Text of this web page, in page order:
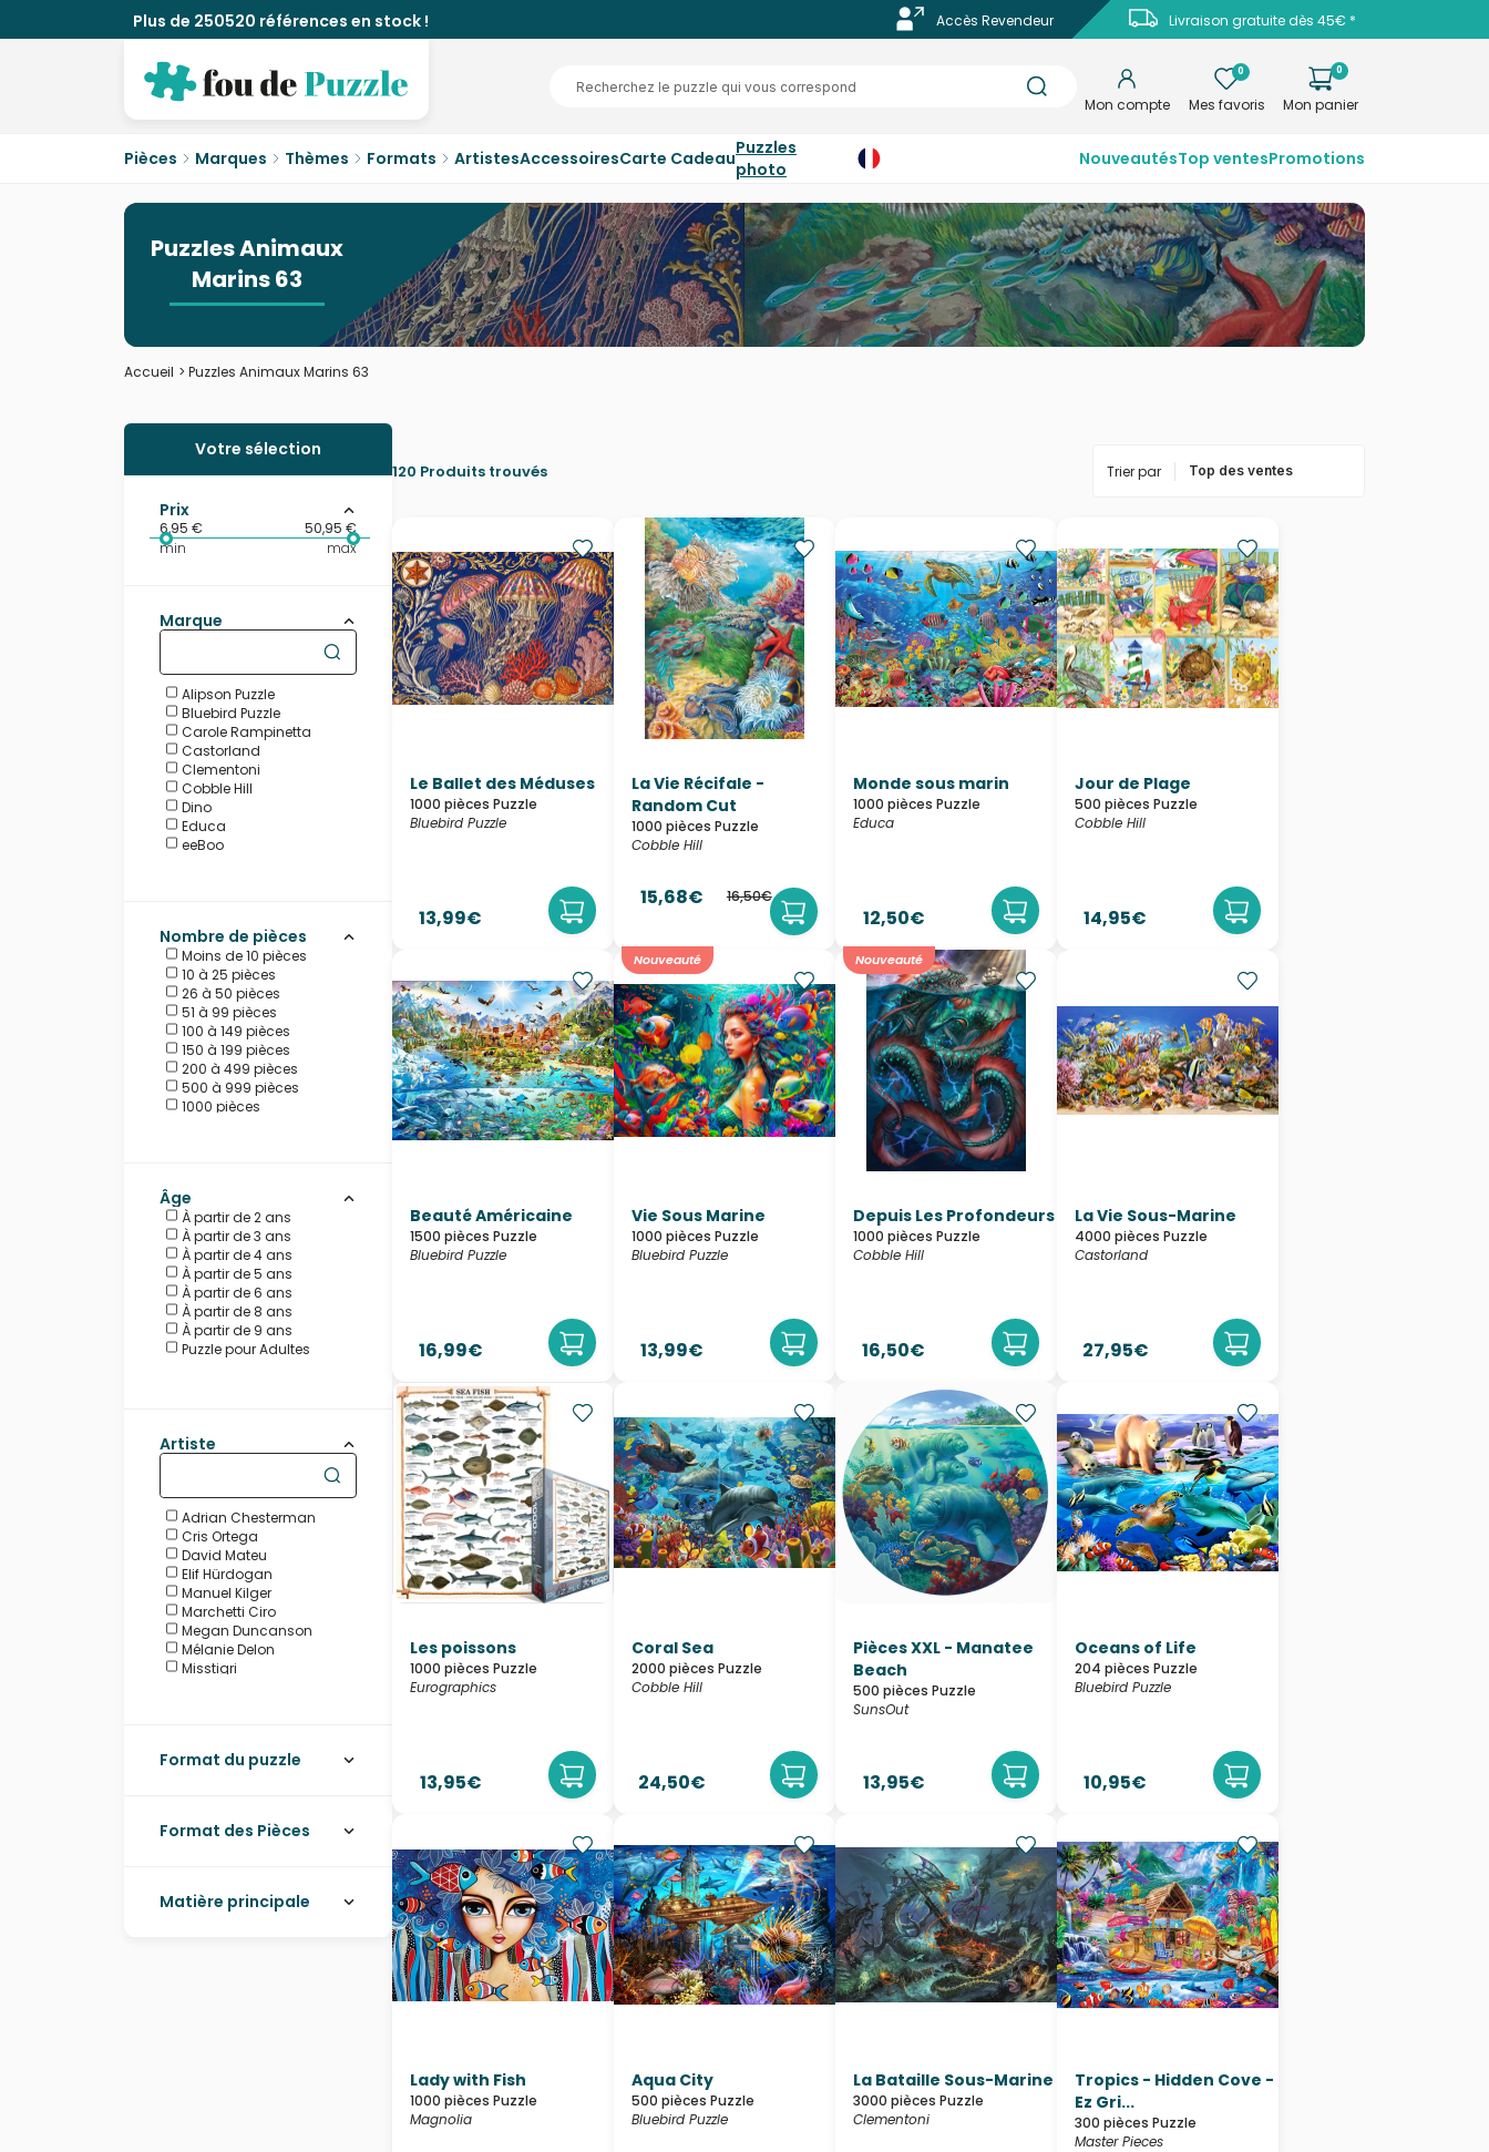
Plus de 250520 références en stock ! Livraison gratuite dès 45€ *
Accès Revendeur
Mon compte
0
Mes favoris
0
Mon panier
Pièces Marques Thèmes Formats ArtistesAccessoiresCarte CadeauPuzzles
photo
NouveautésTop ventesPromotions
Puzzles Animaux
Marins 63
Accueil > Puzzles Animaux Marins 63
120 Produits trouvés Trier par
Le Ballet des Méduses
1000 pièces Puzzle
Bluebird Puzzle
13,99€
La Vie Récifale -
Random Cut
1000 pièces Puzzle
Cobble Hill
15,68€ 16,50€
Monde sous marin
1000 pièces Puzzle
Educa
12,50€
Jour de Plage
500 pièces Puzzle
Cobble Hill
14,95€
Beauté Américaine
1500 pièces Puzzle
Bluebird Puzzle
16,99€
Nouveauté
Vie Sous Marine
1000 pièces Puzzle
Bluebird Puzzle
13,99€
Nouveauté
Depuis Les Profondeurs
1000 pièces Puzzle
Cobble Hill
16,50€
La Vie Sous-Marine
4000 pièces Puzzle
Castorland
27,95€
Les poissons
1000 pièces Puzzle
Eurographics
13,95€
Coral Sea
2000 pièces Puzzle
Cobble Hill
24,50€
Pièces XXL - Manatee
Beach
500 pièces Puzzle
SunsOut
13,95€
Oceans of Life
204 pièces Puzzle
Bluebird Puzzle
10,95€
Lady with Fish
1000 pièces Puzzle
Magnolia
Aqua City
500 pièces Puzzle
Bluebird Puzzle
La Bataille Sous-Marine
3000 pièces Puzzle
Clementoni
Tropics - Hidden Cove -
Ez Gri...
300 pièces Puzzle
Master Pieces
Votre sélection
Prix
6,95 €
50,95 €
min
max
Marque
Alipson Puzzle
Bluebird Puzzle
Carole Rampinetta
Castorland
Clementoni
Cobble Hill
Dino
Educa
eeBoo
Interdruk
La Loutre
Larsen
Magnolia
Master Pieces
Nathan
New York Puzzle
Company
Pieces & Peace
Ravensburger
Yazz
Nombre de pièces
Moins de 10 pièces
10 à 25 pièces
26 à 50 pièces
51 à 99 pièces
100 à 149 pièces
150 à 199 pièces
200 à 499 pièces
500 à 999 pièces
1000 pièces
5000 pièces
Âge
À partir de 2 ans
À partir de 3 ans
À partir de 4 ans
À partir de 5 ans
À partir de 6 ans
À partir de 8 ans
À partir de 9 ans
Puzzle pour Adultes
Artiste
Adrian Chesterman
Cris Ortega
David Mateu
Elif Hürdogan
Manuel Kilger
Marchetti Ciro
Megan Duncanson
Mélanie Delon
Misstigri
Wall Joséphine
Format du puzzle
Format des Pièces
Matière principale